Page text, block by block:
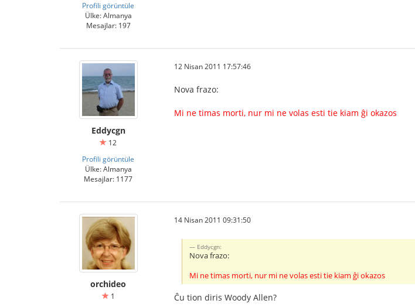
Profili görüntüle
Ülke: Almanya
Mesajlar: 197
Eddycgn
12
Profili görüntüle
Ülke: Almanya
Mesajlar: 1177
12 Nisan 2011 17:57:46
Nova frazo:
Mi ne timas morti, nur mi ne volas esti tie kiam ĝi okazos
orchideo
1
14 Nisan 2011 09:31:50
Eddycgn:
Nova frazo:
Mi ne timas morti, nur mi ne volas esti tie kiam ĝi okazos
Ĉu tion diris Woody Allen?